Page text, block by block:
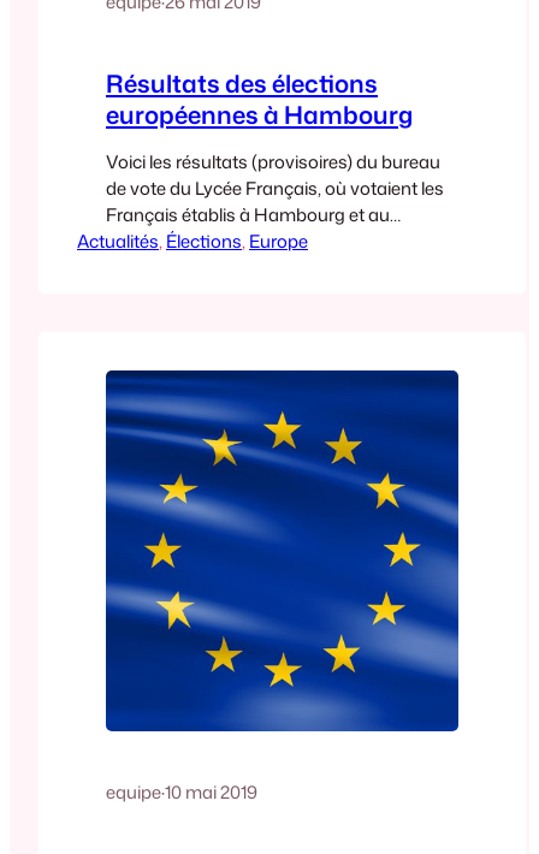
Résultats des élections
européennes à Hambourg
Voici les résultats (provisoires) du bureau
de vote du Lycée Français, où votaient les
Français établis à Hambourg et au
Schleswig-Holstein. Les résultats définitifs
peut se féliciter : 25,6% contre…
Actualités, Élections, Europe
equipe·10 mai 2019